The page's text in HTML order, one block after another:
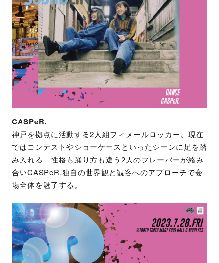
CASPeR.
神戸を拠点に活動する2人組フィメールロッカー。現在
ではコンテストやショーケースといったシーンに足を踏
み入れる。性格も踊り方も違う2人のフレーバーが絡み
合いCASPeR.独自の世界観と観客へのアプローチで会
場全体を魅了する。